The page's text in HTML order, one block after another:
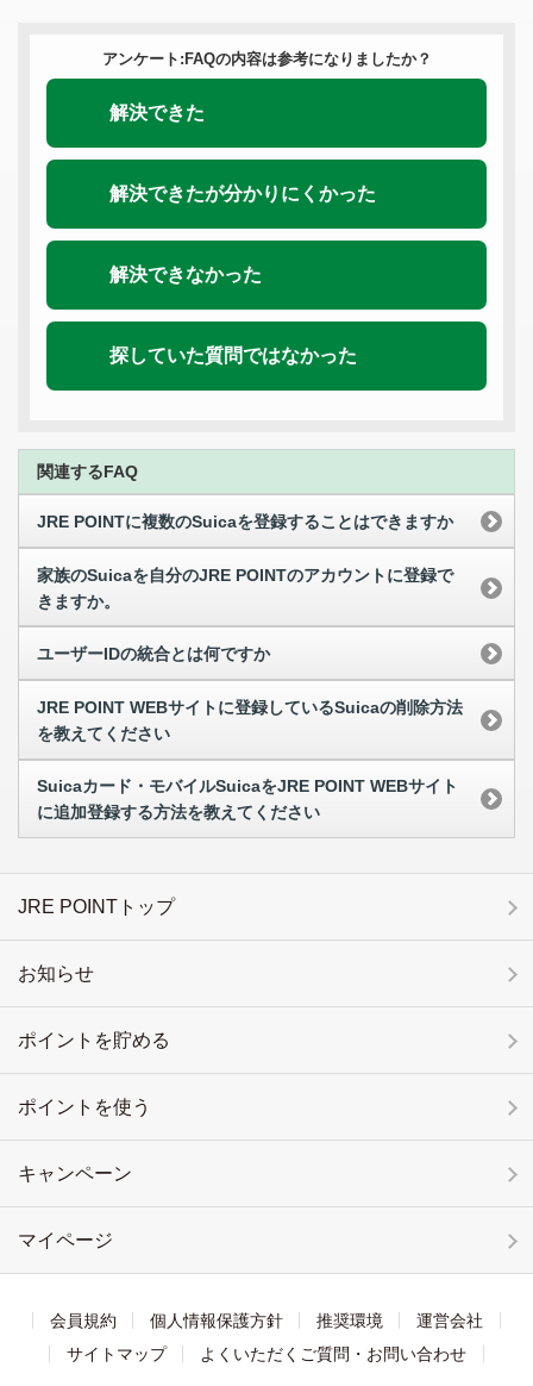
アンケート:FAQの内容は参考になりましたか？
解決できた
解決できたが分かりにくかった
解決できなかった
探していた質問ではなかった
関連するFAQ
JRE POINTに複数のSuicaを登録することはできますか
家族のSuicaを自分のJRE POINTのアカウントに登録で
きますか。
ユーザーIDの統合とは何ですか
JRE POINT WEBサイトに登録しているSuicaの削除方法
を教えてください
Suicaカード・モバイルSuicaをJRE POINT WEBサイト
に追加登録する方法を教えてください
JRE POINTトップ
お知らせ
ポイントを貯める
ポイントを使う
キャンペーン
マイページ
会員規約 個人情報保護方針 推奨環境
運営会社
サイトマップ
よくいただくご質問・お問い合わせ